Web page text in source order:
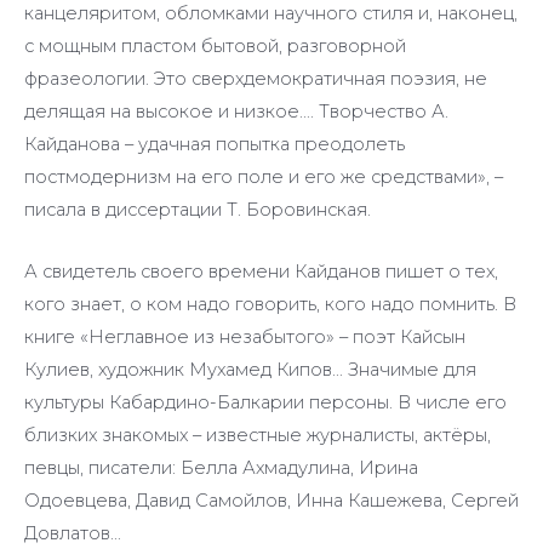
канцеляритом, обломками научного стиля и, наконец,
с мощным пластом бытовой, разговорной
фразеологии. Это сверхдемократичная поэзия, не
делящая на высокое и низкое…. Творчество А.
Кайданова – удачная попытка преодолеть
постмодернизм на его поле и его же средствами», –
писала в диссертации Т. Боровинская.
А свидетель своего времени Кайданов пишет о тех,
кого знает, о ком надо говорить, кого надо помнить. В
книге «Неглавное из незабытого» – поэт Кайсын
Кулиев, художник Мухамед Кипов… Значимые для
культуры Кабардино-Балкарии персоны. В числе его
близких знакомых – известные журналисты, актёры,
певцы, писатели: Белла Ахмадулина, Ирина
Одоевцева, Давид Самойлов, Инна Кашежева, Сергей
Довлатов…